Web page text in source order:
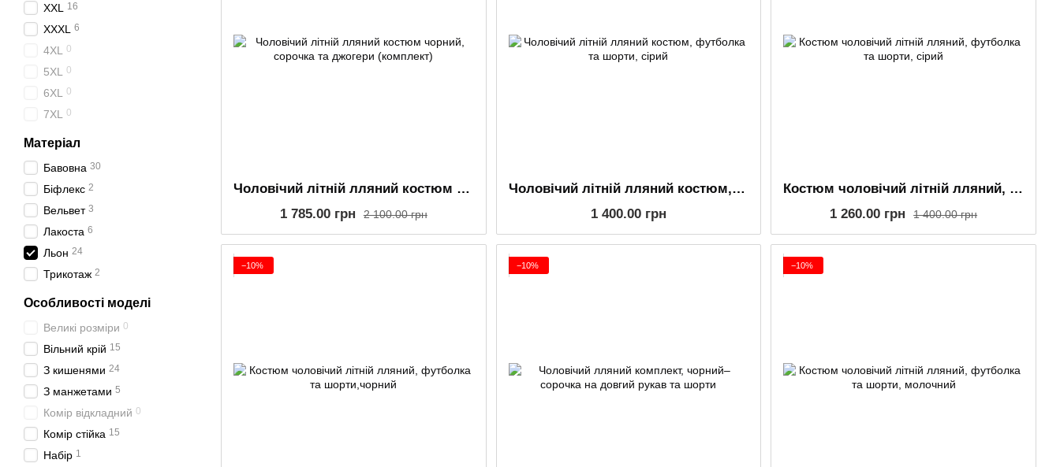
Чоловічий літній лляний костюм чорний, сорочка та джогери (комплект)
2 100.00 грн
1 785.00 грн
Чоловічий літній лляний костюм, футболка та шорти, сірий
1 400.00 грн
Костюм чоловічий літній лляний, футболка та шорти, сірий
1 400.00 грн
1 260.00 грн
−10% −10% −10%
XXL 16
XXXL 6
4XL 0
5XL 0
6XL 0
7XL 0
Матеріал
Бавовна 30
Біфлекс 2
Вельвет 3
Лакоста 6
Льон 24
Трикотаж 2
Особливості моделі
Великі розміри 0
Вільний крій 15
З кишенями 24
З манжетами 5
Комір відкладний 0
Комір стійка 15
Набір 1